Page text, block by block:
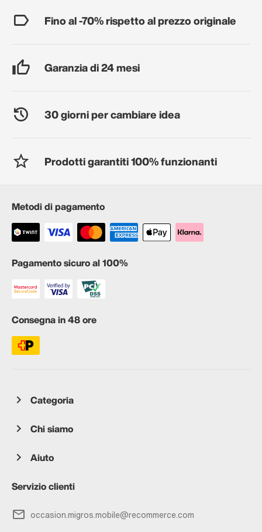
Fino al -70% rispetto al prezzo originale
Garanzia di 24 mesi
30 giorni per cambiare idea
Prodotti garantiti 100% funzionanti
Metodi di pagamento
Pagamento sicuro al 100%
Consegna in 48 ore
Categoria
Chi siamo
Aiuto
Servizio clienti
occasion.migros.mobile@recommerce.com